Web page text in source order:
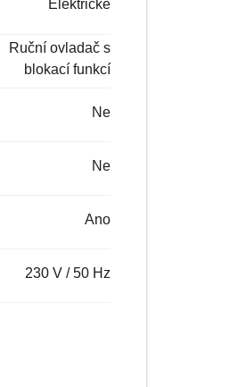
Elektrické
Ruční ovladač s
blokací funkcí
Ne
Ne
Ano
230 V / 50 Hz